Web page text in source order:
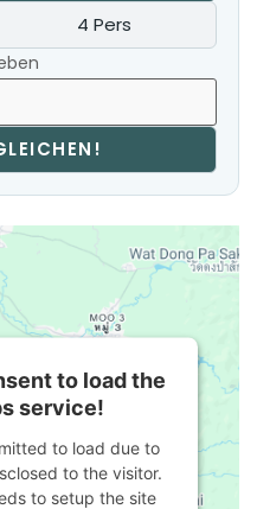
4 Pers
to load the
service!
to load due to
to the visitor.
to setup the site